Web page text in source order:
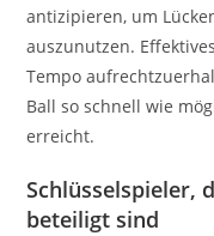
antizipieren, um
auszunutzen.
Tempo
Ball so schnell wie
erreicht.
Schlüsselspieler,
beteiligt sind